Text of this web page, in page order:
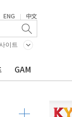
ENG | 中文
이트
GAM